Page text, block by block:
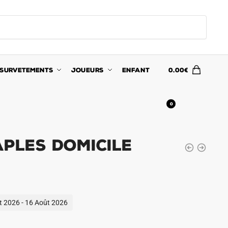
JOUEURS ENFANT 0.00€
0
Domicile
2026 - 16 Août 2026